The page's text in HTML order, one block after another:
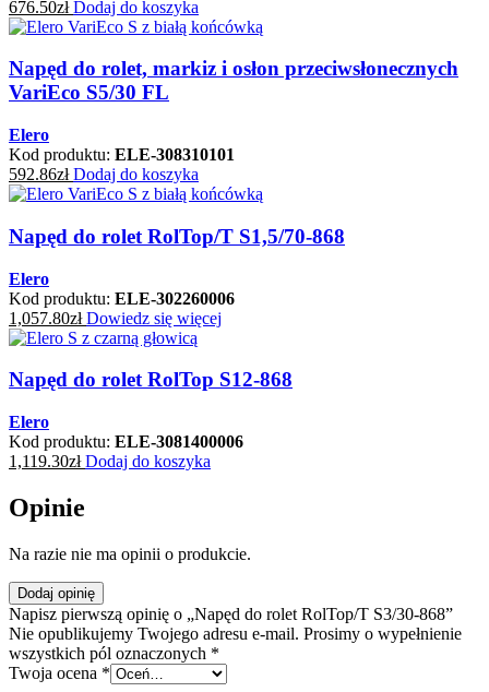
676.50zł Dodaj do koszyka
Napęd do rolet, markiz i osłon przeciwsłonecznych
VariEco S5/30 FL
Elero
Kod produktu: ELE-308310101
592.86zł Dodaj do koszyka
Napęd do rolet RolTop/T S1,5/70-868
Elero
Kod produktu: ELE-302260006
1,057.80zł Dowiedz się więcej
Napęd do rolet RolTop S12-868
Elero
Kod produktu: ELE-3081400006
1,119.30zł Dodaj do koszyka
Opinie
Na razie nie ma opinii o produkcie.
Dodaj opinię
Napisz pierwszą opinię o „Napęd do rolet RolTop/T S3/30-868”
Nie opublikujemy Twojego adresu e-mail. Prosimy o wypełnienie
wszystkich pól oznaczonych *
Twoja ocena *